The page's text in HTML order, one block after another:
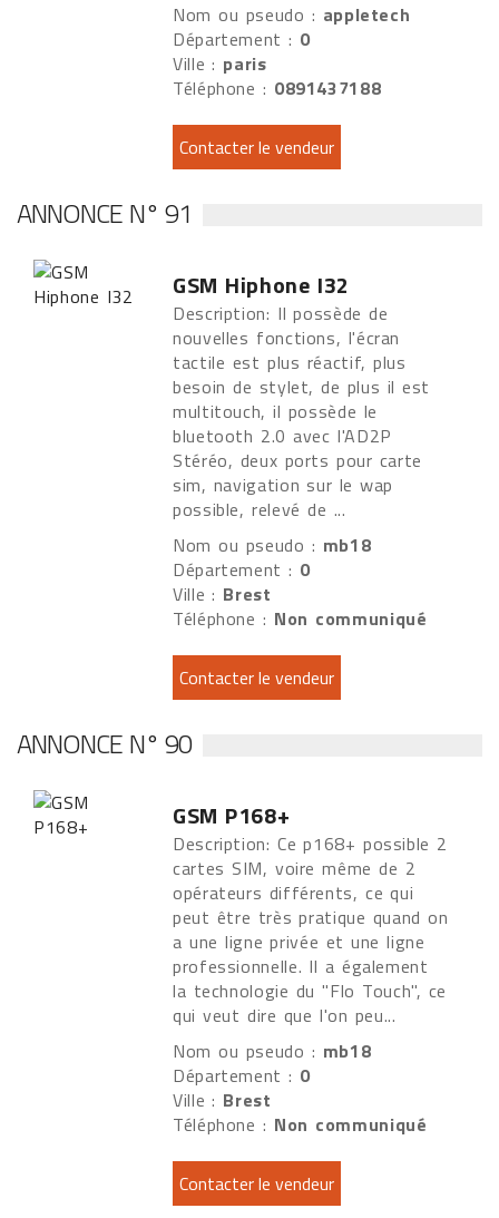
Nom ou pseudo : appletech
Département : 0
Ville : paris
Téléphone : 0891437188
ANNONCE N° 91
GSM Hiphone I32
Description: Il possède de
nouvelles fonctions, l'écran
tactile est plus réactif, plus
besoin de stylet, de plus il est
multitouch, il possède le
bluetooth 2.0 avec l'AD2P
Stéréo, deux ports pour carte
sim, navigation sur le wap
possible, relevé de ...
Nom ou pseudo : mb18
Département : 0
Ville : Brest
Téléphone : Non communiqué
ANNONCE N° 90
GSM P168+
Description: Ce p168+ possible 2
cartes SIM, voire même de 2
opérateurs différents, ce qui
peut être très pratique quand on
a une ligne privée et une ligne
professionnelle. Il a également
la technologie du "Flo Touch", ce
qui veut dire que l'on peu...
Nom ou pseudo : mb18
Département : 0
Ville : Brest
Téléphone : Non communiqué